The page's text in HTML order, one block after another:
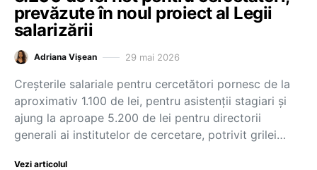
prevăzute în noul proiect al Legii
salarizării
Adriana Vișean 29 mai 2026
Creșterile salariale pentru cercetători pornesc de la
aproximativ 1.100 de lei, pentru asistenții stagiari și
ajung la aproape 5.200 de lei pentru directorii
generali ai institutelor de cercetare, potrivit grilei…
Vezi articolul